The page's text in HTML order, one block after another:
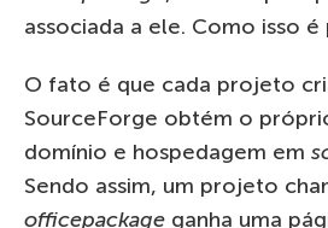
associada a ele. Como isso é
O fato é que cada projeto
SourceForge obtém o
domínio e hospedagem em
Sendo assim, um projeto
officepackage ganha uma